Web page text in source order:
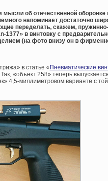
об отечественной оборонке
напоминает достаточно
переделать, скажем,
в винтовку с
(на фото внизу он в
в статье « Пневматические
«объект 258» теперь
4,5-миллиметровом варианте с